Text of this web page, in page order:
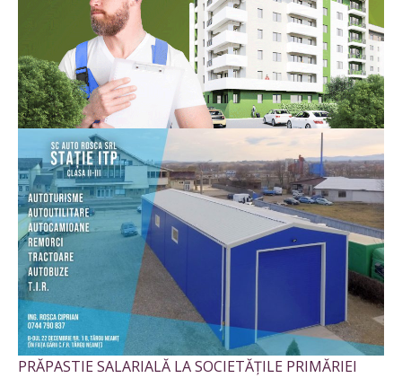
PRĂPASTIE SALARIALĂ LA SOCIETĂȚILE PRIMĂRIEI